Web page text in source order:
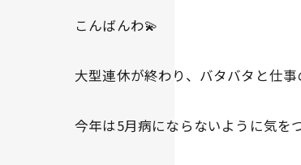
こんばんわ💫
大型連休が終わり、バタバタと仕
今年は5月病にならないように気を